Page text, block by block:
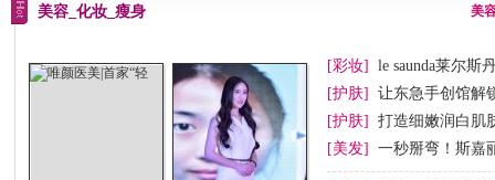
美容_化妆_瘦身 美
[彩妆]
le saunda莱尔斯
[护肤]
让东急手创馆解
[护肤]
打造细嫩润白肌
[美发]
一秒掰弯！斯嘉